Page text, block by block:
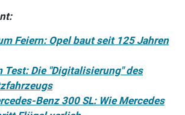
Feiern: Opel baut seit 125 Jahren
Test: Die "Digitalisierung" des
Benz 300 SL: Wie Mercedes